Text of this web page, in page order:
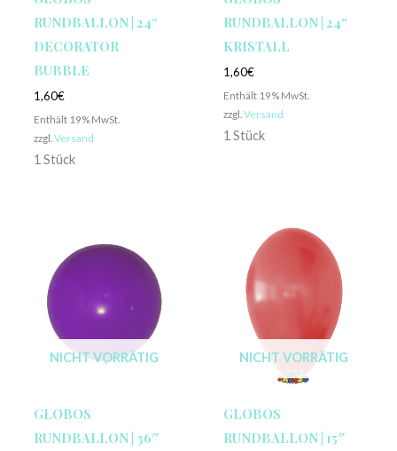
RUNDBALLON | 24“
DECORATOR
BUBBLE
1,60€
Enthält 19% MwSt.
zzgl. Versand
1 Stück
RUNDBALLON | 24“
KRISTALL
1,60€
Enthält 19% MwSt.
zzgl. Versand
1 Stück
NICHT VORRÄTIG
GLOBOS
RUNDBALLON | 36″
NICHT VORRÄTIG
GLOBOS
RUNDBALLON | 15″